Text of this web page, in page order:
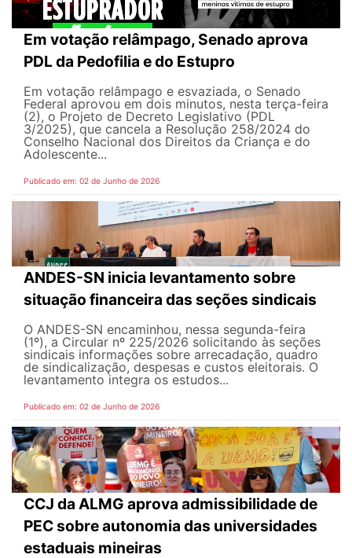
Em votação relâmpago, Senado aprova
PDL da Pedofilia e do Estupro
Em votação relâmpago e esvaziada, o Senado
Federal aprovou em dois minutos, nesta terça-feira
(2), o Projeto de Decreto Legislativo (PDL
3/2025), que cancela a Resolução 258/2024 do
Conselho Nacional dos Direitos da Criança e do
Adolescente...
Publicado em: 02 de Junho de 2026
ANDES-SN inicia levantamento sobre
situação financeira das seções sindicais
O ANDES-SN encaminhou, nessa segunda-feira
(1º), a Circular nº 225/2026 solicitando às seções
sindicais informações sobre arrecadação, quadro
de sindicalização, despesas e custos eleitorais. O
levantamento integra os estudos...
Publicado em: 02 de Junho de 2026
CCJ da ALMG aprova admissibilidade de
PEC sobre autonomia das universidades
estaduais mineiras